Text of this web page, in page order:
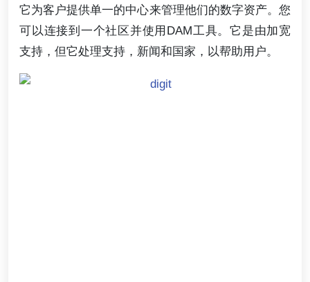
它为客户提供单一的中心来管理他们的数字资产。您
可以连接到一个社区并使用DAM工具。它是由加宽
支持，但它处理支持，新闻和国家，以帮助用户。